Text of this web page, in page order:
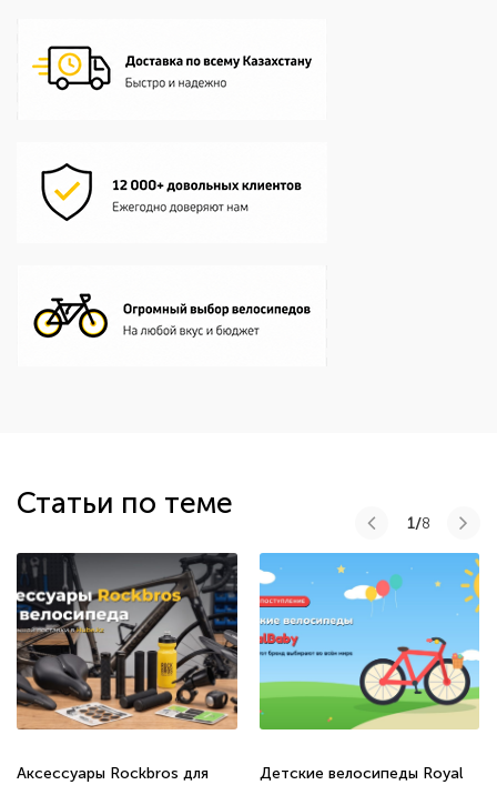
Статьи по теме
Аксессуары Rockbros для
Детские велосипеды Royal
1/8